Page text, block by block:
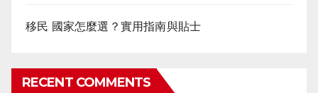
移民 國家怎麼選？實用指南與貼士
RECENT COMMENTS